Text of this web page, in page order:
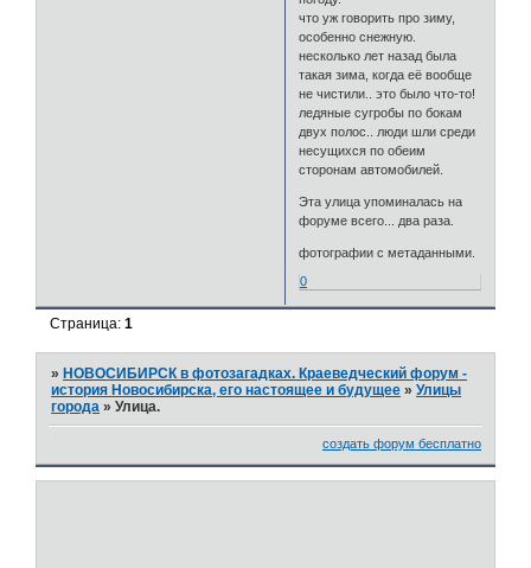
что уж говорить про зиму,
особенно снежную.
несколько лет назад была
такая зима, когда её вообще
не чистили.. это было что-то!
ледяные сугробы по бокам
двух полос.. люди шли среди
несущихся по обеим
сторонам автомобилей.
Эта улица упоминалась на
форуме всего... два раза.
фотографии с метаданными.
0
Страница:1
» НОВОСИБИРСК в фотозагадках. Краеведческий форум -
история Новосибирска, его настоящее и будущее »Улицы
города »Улица.
создать форум бесплатно